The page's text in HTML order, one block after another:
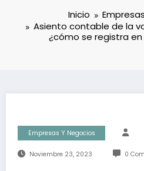
Inicio
Asiento contable de la
¿cómo se registra
Empresas Y Negocios
Noviembre 23, 2023 0